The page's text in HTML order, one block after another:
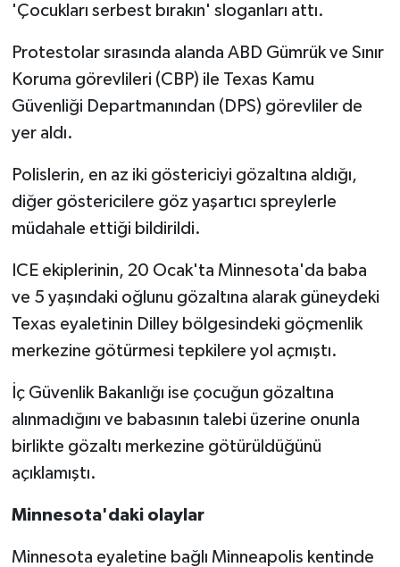
'Çocukları serbest bırakın' sloganları attı.
Protestolar sırasında alanda ABD Gümrük ve Sınır
Koruma görevlileri (CBP) ile Texas Kamu
Güvenliği Departmanından (DPS) görevliler de
yer aldı.
Polislerin, en az iki göstericiyi gözaltına aldığı,
diğer göstericilere göz yaşartıcı spreylerle
müdahale ettiği bildirildi.
ICE ekiplerinin, 20 Ocak'ta Minnesota'da baba
ve 5 yaşındaki oğlunu gözaltına alarak güneydeki
Texas eyaletinin Dilley bölgesindeki göçmenlik
merkezine götürmesi tepkilere yol açmıştı.
İç Güvenlik Bakanlığı ise çocuğun gözaltına
alınmadığını ve babasının talebi üzerine onunla
birlikte gözaltı merkezine götürüldüğünü
açıklamıştı.
Minnesota'daki olaylar
Minnesota eyaletine bağlı Minneapolis kentinde